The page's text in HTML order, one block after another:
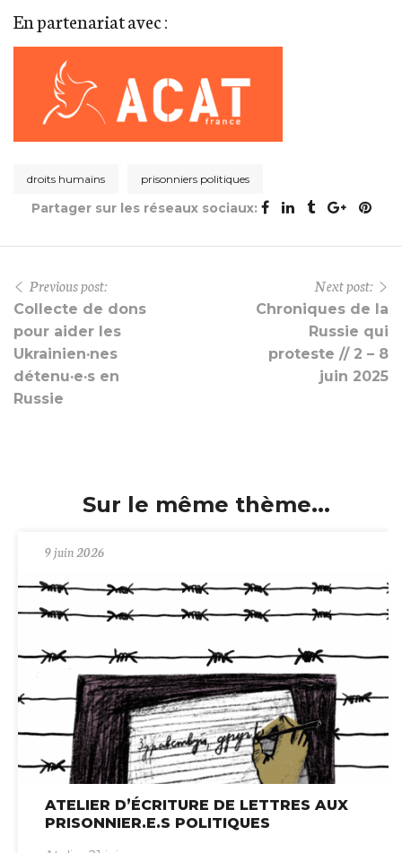
En partenariat avec :
droits humains prisonniers politiques
Partager sur les réseaux sociaux:
Previous post:
Collecte de dons
pour aider les
Ukrainien·nes
détenu·e·s en
Russie
Next post:
Chroniques de la
Russie qui
proteste // 2 – 8
juin 2025
Sur le même thème...
9 juin 2026
ATELIER D’ÉCRITURE DE LETTRES AUX
PRISONNIER.E.S POLITIQUES